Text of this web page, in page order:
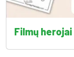
Filmų herojai